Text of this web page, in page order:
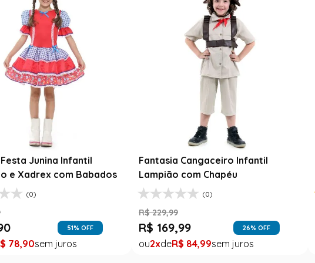
Junina Bebê Menina
Rosa Floral com Renda
47 % OFF
99, 99
Saia Infantil Festa Junina Carimbó
Xadrez Preto com Girassol
R$ 129,99
R$ 78,90
1 R$ 78, 90